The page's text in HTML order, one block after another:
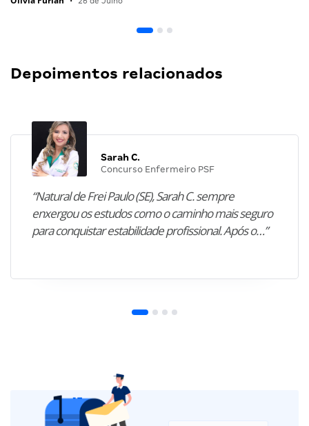
Depoimentos relacionados
Sarah C.
Concurso Enfermeiro PSF
“Natural de Frei Paulo (SE), Sarah C. sempre
enxergou os estudos como o caminho mais seguro
para conquistar estabilidade profissional. Após o…”